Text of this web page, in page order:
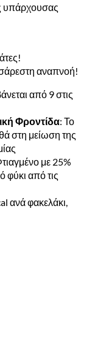
υπάρχουσας
αναπνοή!
από 9 στις
Φροντίδα: Το
στη μείωση της
με 25%
φύκι από τις
ανά φακελάκι,